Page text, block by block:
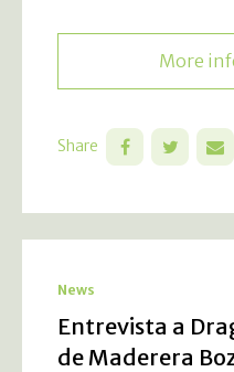
More
Share
News
Entrevista a
de Maderera